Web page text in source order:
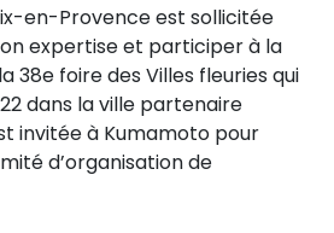
en-Provence est sollicitée
expertise et participer à la
38e foire des Villes fleuries qui
dans la ville partenaire
invitée à Kumamoto pour
d’organisation de